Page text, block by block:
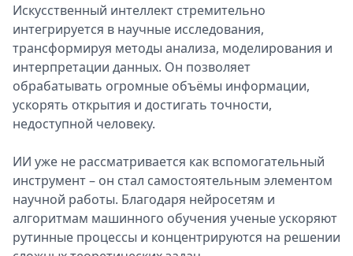
Спецпроекты
Звезды
Выборы
2026
Скачай
Metro
Искусственный интеллект стремительно
интегрируется в научные исследования,
трансформируя методы анализа, моделирования и
интерпретации данных. Он позволяет
обрабатывать огромные объёмы информации,
ускорять открытия и достигать точности,
недоступной человеку.
ИИ уже не рассматривается как вспомогательный
инструмент – он стал самостоятельным элементом
научной работы. Благодаря нейросетям и
алгоритмам машинного обучения ученые ускоряют
рутинные процессы и концентрируются на решении